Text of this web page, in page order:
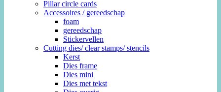
Pillar circle cards
Accessoires / gereedschap
foam
gereedschap
Stickervellen
Cutting dies/ clear stamps/ stencils
Kerst
Dies frame
Dies mini
Dies met tekst